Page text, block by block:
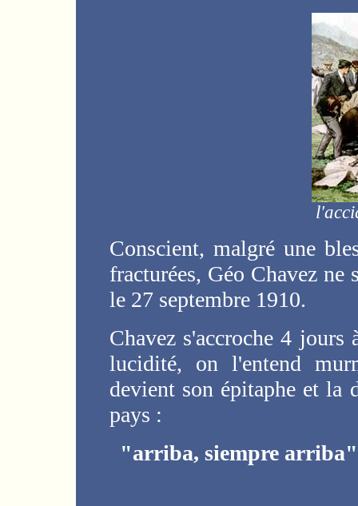
Conscient, malgré une
fracturées, Géo Chavez
le 27 septembre 1910.
Chavez s'accroche 4 jours
lucidité, on l'entend
devient son épitaphe et la
pays :
"arriba, siempre arriba"